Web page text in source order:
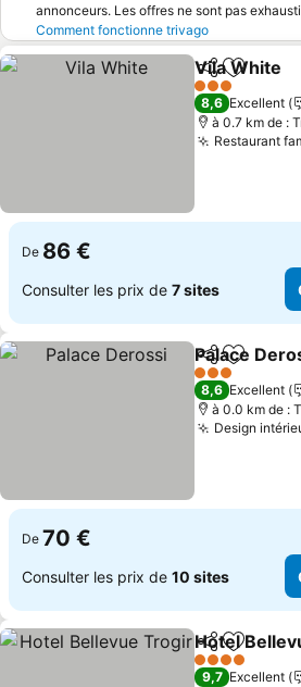
annonceurs. Les offres ne sont pas
Comment fonctionne trivago
PartagerAjouter
Vila White
3 Étoiles
8,6 Excellent
à 0.7 km de :
Restaurant
De 86 €
Consulter les prix de 7 sites
PartagerAjouter
Palace
3 Étoiles
8,6 Excellent
à 0.0 km de :
Design
De 70 €
Consulter les prix de 10 sites
PartagerAjouter
Hotel
4 Étoiles
9,7 Excellent